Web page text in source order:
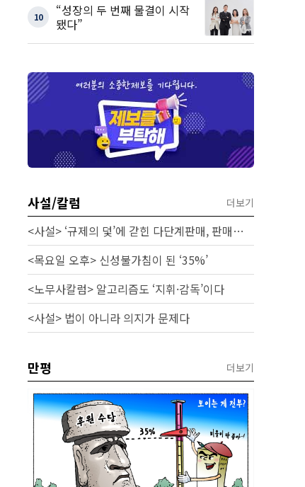
10
“성장의 두 번째 물결이 시작
됐다”
사설/칼럼 더보기
<사설> ‘규제의 덫’에 갇힌 다단계판매, 판매원 보호 시급하다
<목요일 오후> 신성불가침이 된 ‘35%’
<노무사칼럼> 알고리즘도 ‘지휘·감독’이다
<사설> 법이 아니라 의지가 문제다
만평 더보기